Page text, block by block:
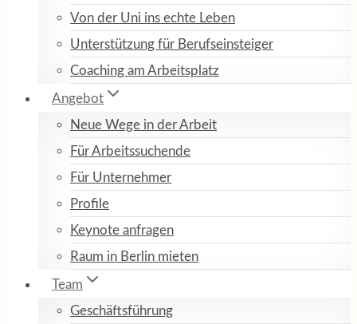
Von der Uni ins echte Leben
Unterstützung für Berufseinsteiger
Coaching am Arbeitsplatz
Angebot
Neue Wege in der Arbeit
Für Arbeitssuchende
Für Unternehmer
Profile
Keynote anfragen
Raum in Berlin mieten
Team
Geschäftsführung